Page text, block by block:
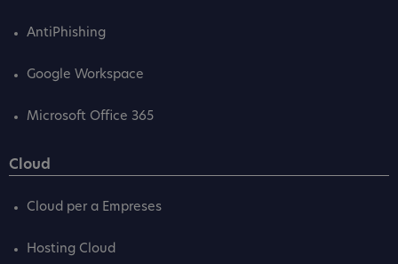
AntiPhishing
Google Workspace
Microsoft Office 365
Cloud
Cloud per a Empreses
Hosting Cloud